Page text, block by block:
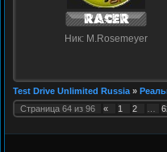
Ник: M.Rosemeyer
Test Drive Unlimited Russia »
Страница 64 из 96 « 1 2